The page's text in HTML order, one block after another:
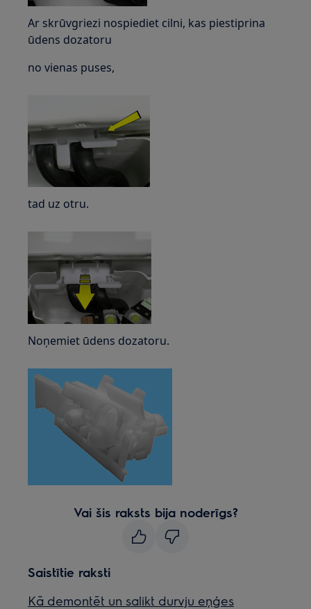
Ar skrūvgriezi nospiediet cilni, kas piestiprina
ūdens dozatoru
no vienas puses,
tad uz otru.
Noņemiet ūdens dozatoru.
Vai šis raksts bija noderīgs?
Saistītie raksti
Kā demontēt un salikt durvju eņģes